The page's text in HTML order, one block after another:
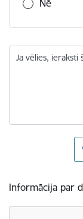
Nē
Ja vēlies, ieraksti
Informācija par